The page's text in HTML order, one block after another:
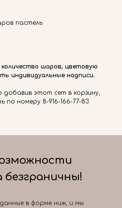
пастель
шаров, цветовую
индивидуальные надписи.
этот сет в корзину,
номеру 8-916-166-77-83
безграничны!
в форме ниж, и мы